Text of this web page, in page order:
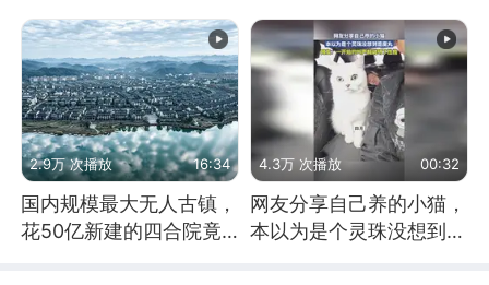
2.9万 次播放 16:34
国内规模最大无人古镇，
花50亿新建的四合院竟
4.3万 次播放 00:32
网友分享自己养的小猫，
本以为是个灵珠没想到是